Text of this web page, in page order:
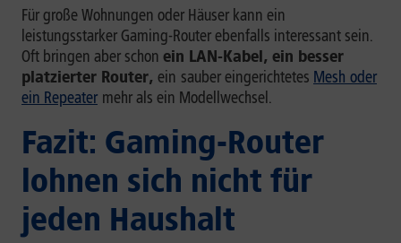
Für große Wohnungen oder Häuser kann ein
leistungsstarker Gaming-Router ebenfalls interessant sein.
Oft bringen aber schon ein LAN-Kabel, ein besser
platzierter Router, ein sauber eingerichtetes Mesh oder
ein Repeater mehr als ein Modellwechsel.
Fazit: Gaming-Router
lohnen sich nicht für
jeden Haushalt